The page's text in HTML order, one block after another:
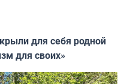
для себя родной
для своих»